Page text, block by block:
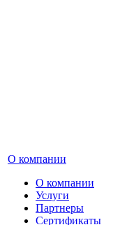
О компании
О компании
Услуги
Партнеры
Сертификаты